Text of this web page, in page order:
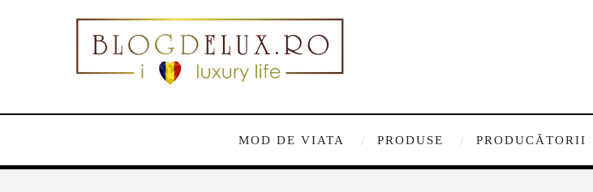
MOD DE VIATA PRODUSE PRODUCĂTORII